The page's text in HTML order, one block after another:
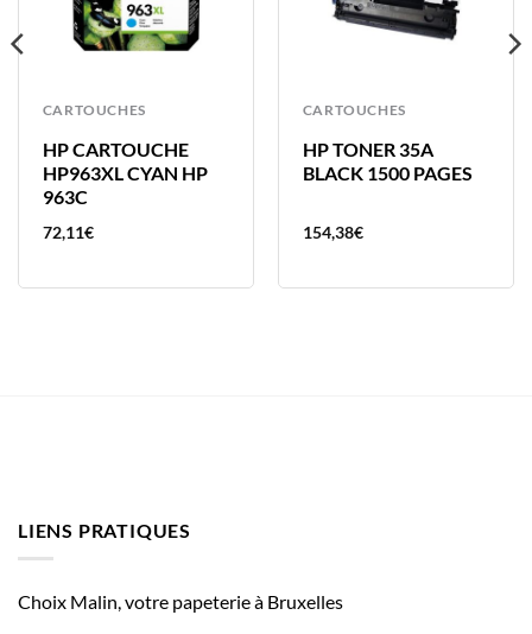
CARTOUCHES
HP CARTOUCHE
HP963XL CYAN HP
963C
72,11€
CARTOUCHES
HP TONER 35A
BLACK 1500 PAGES
154,38€
LIENS PRATIQUES
Choix Malin, votre papeterie à Bruxelles